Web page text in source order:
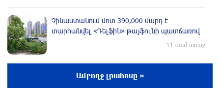
Չինաստանում մոտ 390,000 մարդ է
տարհանվել «Դելֆին» թայֆունի պատճառով
11 ժամ առաջ
ՀՀ-ն պատրաստակամ է խորացնելու
Ամբողջ լրահոսը »